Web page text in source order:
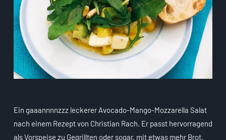
Ein gaaannnnzzz leckerer Avocado-Mango-Mozzarella Salat
nach einem Rezept von Christian Rach. Er passt hervorragend
als Vorspeise zu Gegrillten oder sogar, mit etwas mehr Brot,